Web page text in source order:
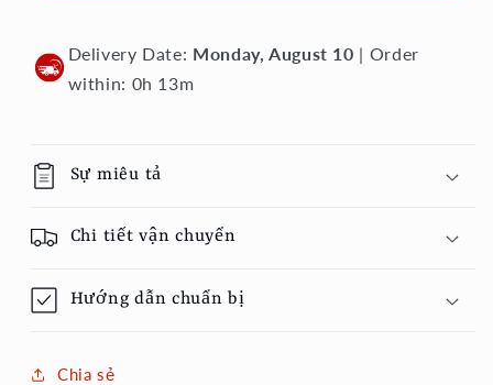
tươi
-
tươi
-
Delivery Date: Monday, August 10 | Order
within: 0h 13m
Sự miêu tả
Chi tiết vận chuyển
Hướng dẫn chuẩn bị
Chia sẻ